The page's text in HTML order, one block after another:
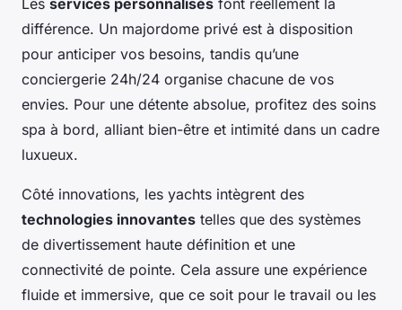
Les services personnalisés font réellement la
différence. Un majordome privé est à disposition
pour anticiper vos besoins, tandis qu’une
conciergerie 24h/24 organise chacune de vos
envies. Pour une détente absolue, profitez des soins
spa à bord, alliant bien-être et intimité dans un cadre
luxueux.
Côté innovations, les yachts intègrent des
technologies innovantes telles que des systèmes
de divertissement haute définition et une
connectivité de pointe. Cela assure une expérience
fluide et immersive, que ce soit pour le travail ou les